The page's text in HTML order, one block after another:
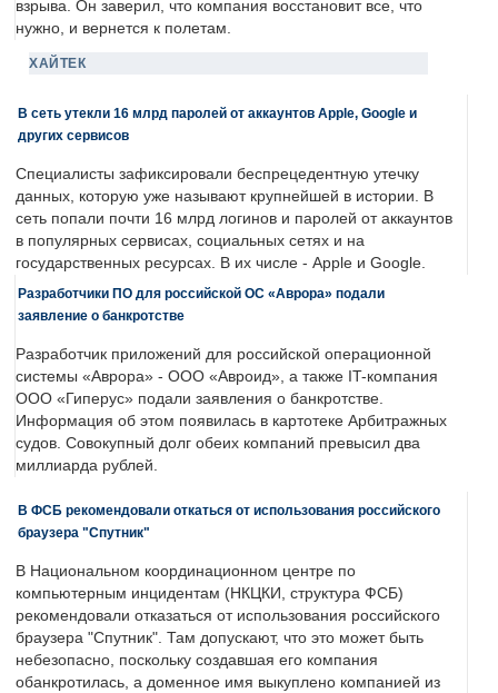
взрыва. Он заверил, что компания восстановит все, что
нужно, и вернется к полетам.
ХАЙТЕК
В сеть утекли 16 млрд паролей от аккаунтов Apple, Google и
других сервисов
Специалисты зафиксировали беспрецедентную утечку
данных, которую уже называют крупнейшей в истории. В
сеть попали почти 16 млрд логинов и паролей от аккаунтов
в популярных сервисах, социальных сетях и на
государственных ресурсах. В их числе - Apple и Google.
Разработчики ПО для российской ОС «Аврора» подали
заявление о банкротстве
Разработчик приложений для российской операционной
системы «Аврора» - ООО «Авроид», а также IT-компания
ООО «Гиперус» подали заявления о банкротстве.
Информация об этом появилась в картотеке Арбитражных
судов. Совокупный долг обеих компаний превысил два
миллиарда рублей.
В ФСБ рекомендовали откаться от использования российского
браузера "Спутник"
В Национальном координационном центре по
компьютерным инцидентам (НКЦКИ, структура ФСБ)
рекомендовали отказаться от использования российского
браузера "Спутник". Там допускают, что это может быть
небезопасно, поскольку создавшая его компания
обанкротилась, а доменное имя выкуплено компанией из